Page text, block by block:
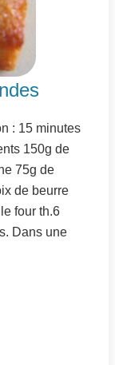
: 15 minutes
150g de
75g de
de beurre
four th.6
Dans une